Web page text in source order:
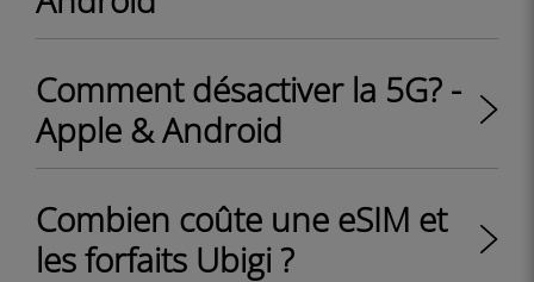
Comment désactiver la 5G? -
Apple & Android
Combien coûte une eSIM et
les forfaits Ubigi ?